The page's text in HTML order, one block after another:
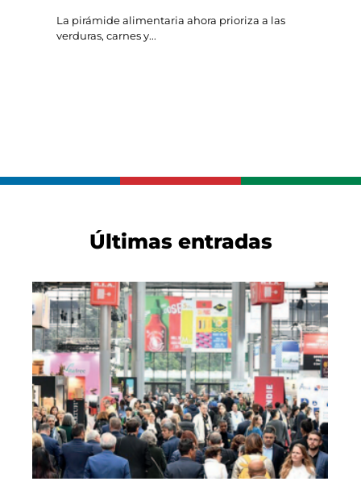
La pirámide alimentaria ahora prioriza a las
verduras, carnes y...
Últimas entradas